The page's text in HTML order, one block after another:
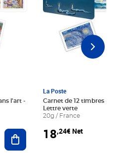
l'art -
Ajouter au panier
La Poste
Carnet de 12 timbres - Le
Lettre verte
20g / France
18,24€ Net